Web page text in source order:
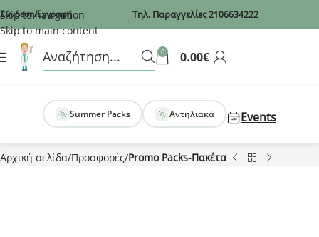
Recaptcha
Skip to navigation
Skip to main content
Σύνδεση/Εγγραφή Τηλ. Παραγγελίες2106634222
0 0.00€
Summer Packs Αντηλιακά Events
Αρχική σελίδα Προσφορές Promo Packs-Πακέτα